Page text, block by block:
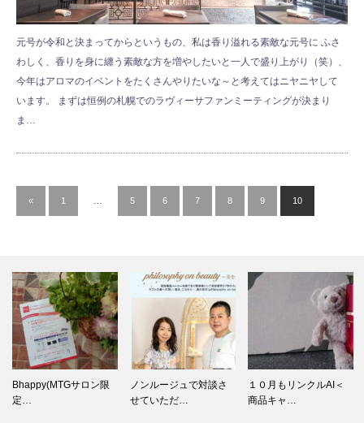
元号が令和と決まってからというもの、私は香り溢れる素敵な元号に ふさ
わしく、香りを身に纏う素敵な方を増やしたいと一人で盛り上がり（笑）、
今年はアロマのイベントをたくさんやりたいな～と考えてはニヤニヤして
います。 まずは恒例の札幌でのラヴィーサファンミーティングが決まり
ま…
« 1 5 6 7 8 9 10
Bhappy(MTGサロン限
定…
ノンルージュで対談さ
せていただ…
１０月もリンクルAI＜
商品キャ…